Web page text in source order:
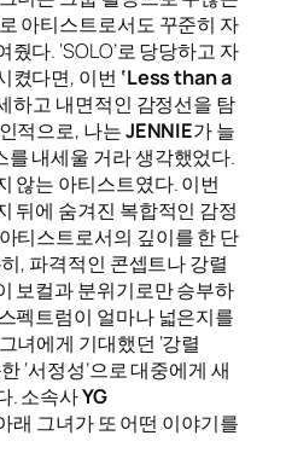
아티스트로서도 꾸준히 자
다. ‘SOLO’로 당당하고 자
켰다면, 이번 ‘Less than a
하고 내면적인 감정선을 탐
적으로, 나는JENNIE가 늘
내세울 거라 생각했었다.
않는 아티스트였다. 이번
뒤에 숨겨진 복합적인 감정
티스트로서의 깊이를 한 단
, 파격적인 콘셉트나 강렬
보컬과 분위기로만 승부하
펙트럼이 얼마나 넓은지를
녀에게 기대했던 ‘강렬
‘서정성’으로 대중에게 새
. 소속사YG
래 그녀가 또 어떤 이야기를